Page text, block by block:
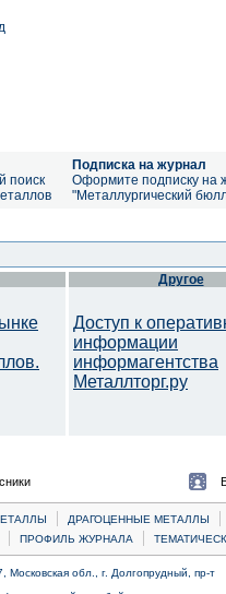
поиск
Подписка на журнал
Оформите подписку на
"Металлургический
Другое
Доступ к
информации
информагентства
Металлторг.ру
| ДРАГОЦЕННЫЕ МЕТАЛЛЫ |
| ПРОФИЛЬ ЖУРНАЛА |
обл., г. Долгопрудный, пр-т